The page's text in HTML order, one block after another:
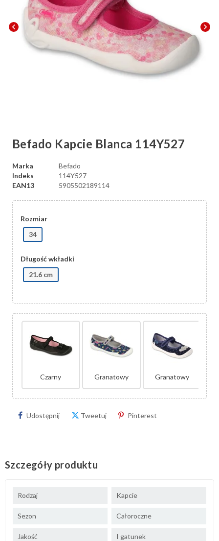
chevron_left chevron_right
Befado Kapcie Blanca 114Y527
Marka
Befado
Indeks
114Y527
EAN13
5905502189114
Rozmiar
34
Długość wkładki
21.6 cm
Czarny Granatowy Granatowy
Udostępnij Tweetuj Pinterest
Szczegóły produktu
Rodzaj Kapcie
Sezon Całoroczne
Jakość I gatunek